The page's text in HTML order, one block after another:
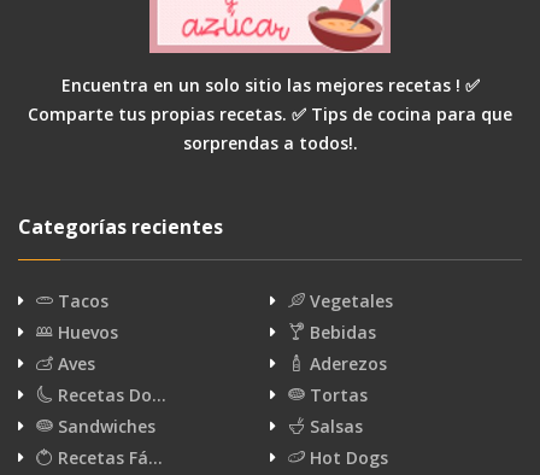
Encuentra en un solo sitio las mejores recetas ! ✅
Comparte tus propias recetas. ✅ Tips de cocina para que
sorprendas a todos!.
Categorías recientes
Tacos
Vegetales
Huevos
Bebidas
Aves
Aderezos
Recetas Do…
Tortas
Sandwiches
Salsas
Recetas Fá…
Hot Dogs